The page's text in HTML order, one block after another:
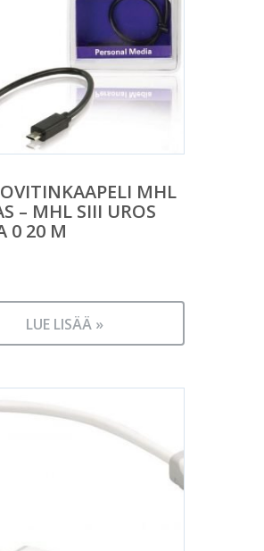
MHL
– MHL SIII UROS
0 20 M
LUE LISÄÄ »